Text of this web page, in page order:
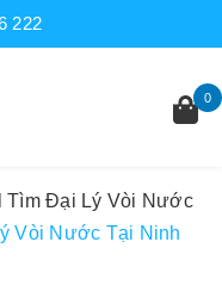
222
0
Tìm Đại Lý Vòi Nước
Vòi Nước Tại Ninh